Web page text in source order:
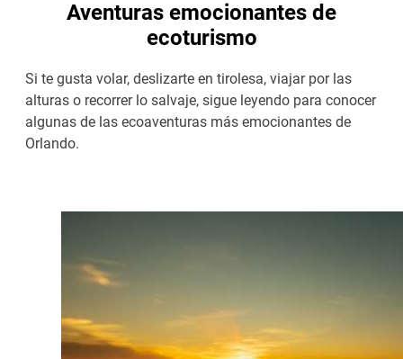
Aventuras emocionantes de
ecoturismo
Si te gusta volar, deslizarte en tirolesa, viajar por las
alturas o recorrer lo salvaje, sigue leyendo para conocer
algunas de las ecoaventuras más emocionantes de
Orlando.